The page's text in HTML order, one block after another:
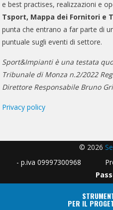
e best practises, realizzazioni e
Tsport, Mappa dei Fornitori e
punta che entrano a far parte di
puntuale sugli eventi di settore.
Sport&Impianti è una testata
Tribunale di Monza n.2/2022
Direttore Responsabile Bruno
Privacy policy
© 2026
- p.iva 09997300968
PER IL